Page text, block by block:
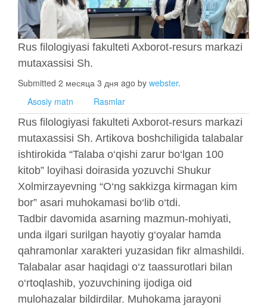
Rus filologiyasi fakulteti Axborot-resurs markazi
mutaxassisi Sh.
Submitted 2 месяца 3 дня ago by webster.
Asosiy matn
Rasmlar
Rus filologiyasi fakulteti Axborot-resurs markazi
mutaxassisi Sh. Artikova boshchiligida talabalar
ishtirokida “Talaba o‘qishi zarur bo‘lgan 100
kitob” loyihasi doirasida yozuvchi Shukur
Xolmirzayevning “O‘ng sakkizga kirmagan kim
bor” asari muhokamasi bo‘lib o‘tdi.
Tadbir davomida asarning mazmun-mohiyati,
unda ilgari surilgan hayotiy g‘oyalar hamda
qahramonlar xarakteri yuzasidan fikr almashildi.
Talabalar asar haqidagi o‘z taassurotlari bilan
o‘rtoqlashib, yozuvchining ijodiga oid
mulohazalar bildirdilar. Muhokama jarayoni